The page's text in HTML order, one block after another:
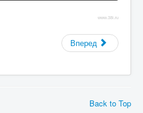
www.38i.ru
Вперед
Back to Top